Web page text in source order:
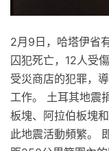
2月9日，哈塔伊省
囚犯死亡，12人受
受災商店的犯罪，
工作。 土耳其地震
板塊、阿拉伯板塊
此地震活動頻繁。